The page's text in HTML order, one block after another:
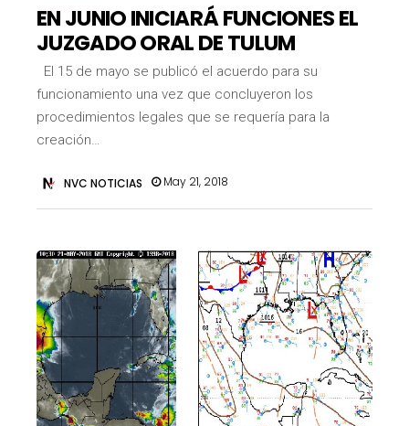
EN JUNIO INICIARÁ FUNCIONES EL
JUZGADO ORAL DE TULUM
El 15 de mayo se publicó el acuerdo para su
funcionamiento una vez que concluyeron los
procedimientos legales que se requería para la
creación…
NVC NOTICIAS May 21, 2018